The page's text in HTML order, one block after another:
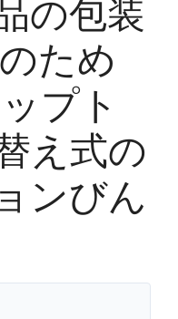
の包装
ため
プト
え式の
ンびん